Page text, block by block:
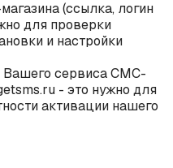
(ссылка, логин
для проверки
и настройки
Вашего сервиса СМС-
- это нужно для
активации нашего